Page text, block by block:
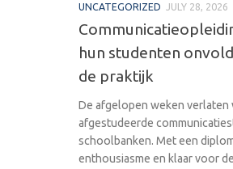
UNCATEGORIZED JULY 28, 2026
hun studenten
de praktijk
De afgelopen weken verlaten
afgestudeerde
schoolbanken. Met een
enthousiasme en klaar voor